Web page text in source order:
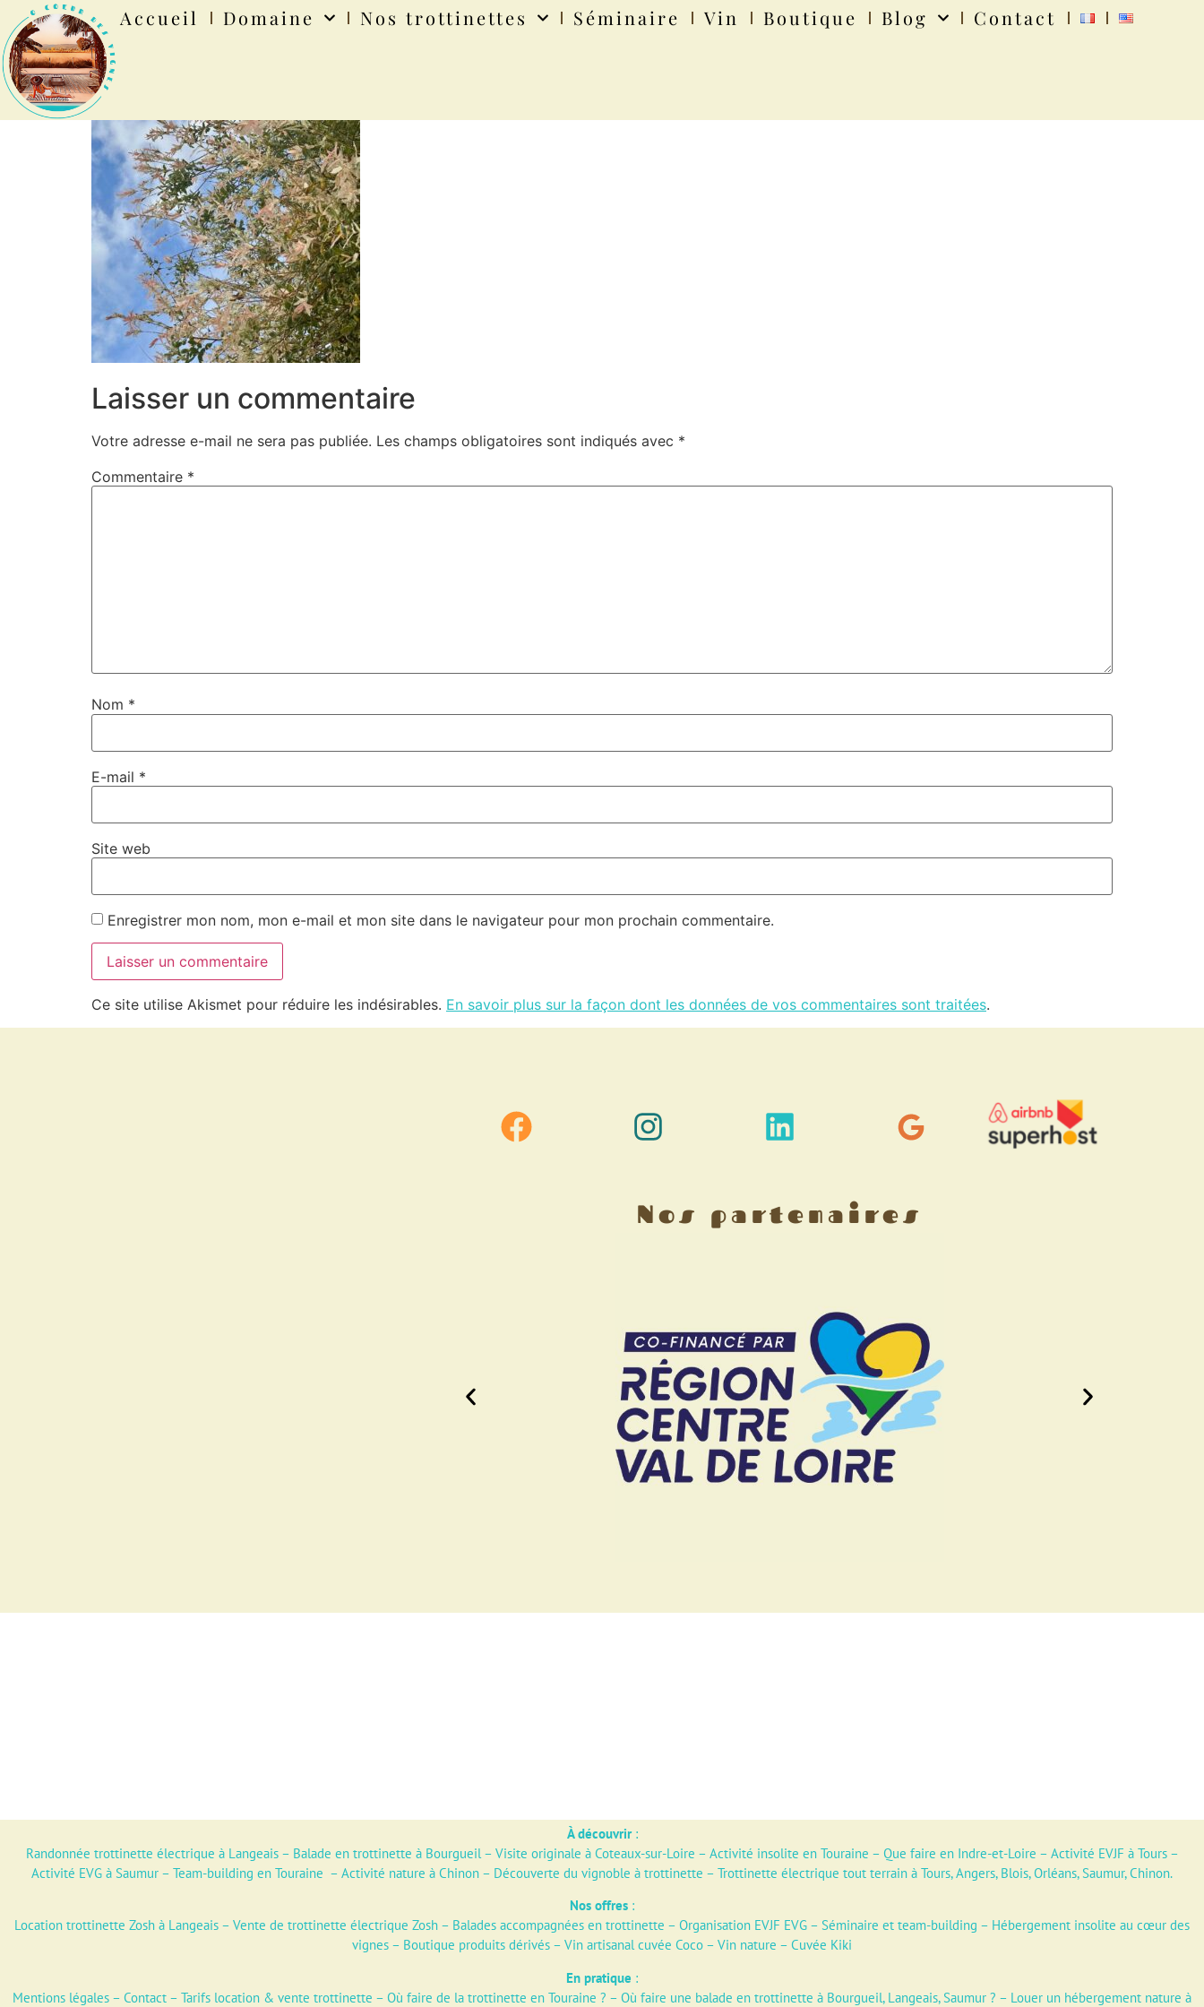
Accueil Domaine Nos trottinettes Séminaire Vin Boutique Blog Contact
Laisser un commentaire
Votre adresse e-mail ne sera pas publiée. Les champs obligatoires sont indiqués avec *
Commentaire *
Nom *
E-mail *
Site web
Enregistrer mon nom, mon e-mail et mon site dans le navigateur pour mon prochain commentaire.
Ce site utilise Akismet pour réduire les indésirables. En savoir plus sur la façon dont les données de vos commentaires sont traitées.
Nos partenaires
À découvrir:
Randonnée trottinette électrique à Langeais– Balade en trottinette à Bourgueil– Visite originale à Coteaux-sur-Loire – Activité insolite en Touraine – Que faire en Indre-et-Loire – Activité EVJF à Tours–
Activité EVG à Saumur – Team-building en Touraine – Activité nature à Chinon – Découverte du vignoble à trottinette – Trottinette électrique tout terrain à Tours, Angers, Blois, Orléans, Saumur, Chinon.
Nos offres :
Location trottinette Zosh à Langeais – Vente de trottinette électrique Zosh – Balades accompagnées en trottinette – Organisation EVJF EVG – Séminaire et team-building – Hébergement insolite au cœur des
vignes – Boutique produits dérivés – Vin artisanal cuvée Coco – Vin nature – Cuvée Kiki
En pratique :
Mentions légales – Contact – Tarifs location & vente trottinette – Où faire de la trottinette en Touraine ? – Où faire une balade en trottinette à Bourgueil, Langeais, Saumur ? – Louer un hébergement nature à